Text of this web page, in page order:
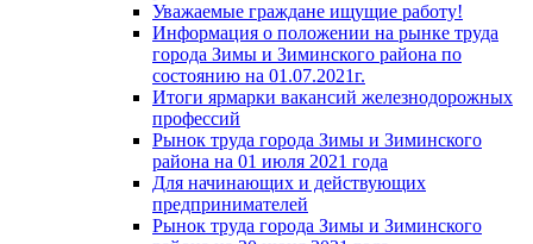
Уважаемые граждане ищущие работу!
Информация о положении на рынке труда
города Зимы и Зиминского района по
состоянию на 01.07.2021г.
Итоги ярмарки вакансий железнодорожных
профессий
Рынок труда города Зимы и Зиминского
района на 01 июля 2021 года
Для начинающих и действующих
предпринимателей
Рынок труда города Зимы и Зиминского